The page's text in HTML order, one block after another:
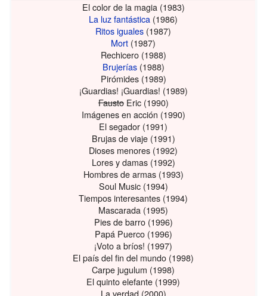
El color de la magia (1983)
La luz fantástica (1986)
Ritos iguales (1987)
Mort (1987)
Rechicero (1988)
Brujerías(1988)
Pirómides (1989)
¡Guardias! ¡Guardias! (1989)
FaustoEric (1990)
Imágenes en acción (1990)
El segador (1991)
Brujas de viaje (1991)
Dioses menores (1992)
Lores y damas (1992)
Hombres de armas (1993)
Soul Music (1994)
Tiempos interesantes (1994)
Mascarada (1995)
Pies de barro (1996)
Papá Puerco (1996)
¡Voto a bríos! (1997)
El país del fin del mundo (1998)
Carpe jugulum (1998)
El quinto elefante (1999)